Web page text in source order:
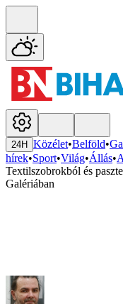
24H Közélet•Belföld•
hírek•Sport•Világ•Állás•
Textilszobrokból és
Galériában